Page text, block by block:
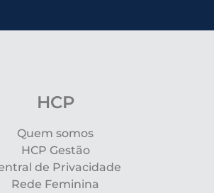
HCP
Quem somos
HCP Gestão
de Privacidade
Rede Feminina